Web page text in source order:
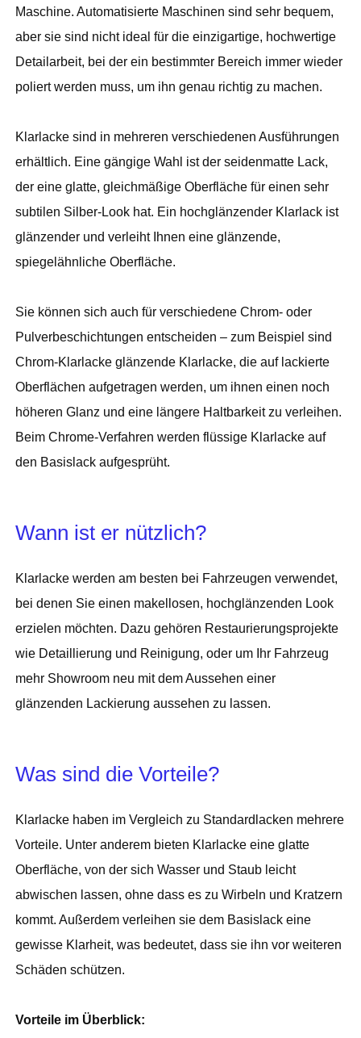
Maschine. Automatisierte Maschinen sind sehr bequem,
aber sie sind nicht ideal für die einzigartige, hochwertige
Detailarbeit, bei der ein bestimmter Bereich immer wieder
poliert werden muss, um ihn genau richtig zu machen.
Klarlacke sind in mehreren verschiedenen Ausführungen
erhältlich. Eine gängige Wahl ist der seidenmatte Lack,
der eine glatte, gleichmäßige Oberfläche für einen sehr
subtilen Silber-Look hat. Ein hochglänzender Klarlack ist
glänzender und verleiht Ihnen eine glänzende,
spiegelähnliche Oberfläche.
Sie können sich auch für verschiedene Chrom- oder
Pulverbeschichtungen entscheiden – zum Beispiel sind
Chrom-Klarlacke glänzende Klarlacke, die auf lackierte
Oberflächen aufgetragen werden, um ihnen einen noch
höheren Glanz und eine längere Haltbarkeit zu verleihen.
Beim Chrome-Verfahren werden flüssige Klarlacke auf
den Basislack aufgesprüht.
Wann ist er nützlich?
Klarlacke werden am besten bei Fahrzeugen verwendet,
bei denen Sie einen makellosen, hochglänzenden Look
erzielen möchten. Dazu gehören Restaurierungsprojekte
wie Detaillierung und Reinigung, oder um Ihr Fahrzeug
mehr Showroom neu mit dem Aussehen einer
glänzenden Lackierung aussehen zu lassen.
Was sind die Vorteile?
Klarlacke haben im Vergleich zu Standardlacken mehrere
Vorteile. Unter anderem bieten Klarlacke eine glatte
Oberfläche, von der sich Wasser und Staub leicht
abwischen lassen, ohne dass es zu Wirbeln und Kratzern
kommt. Außerdem verleihen sie dem Basislack eine
gewisse Klarheit, was bedeutet, dass sie ihn vor weiteren
Schäden schützen.
Vorteile im Überblick: